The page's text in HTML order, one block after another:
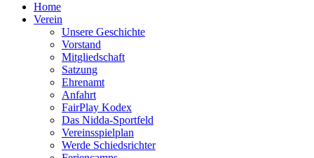
Home
Verein
Unsere Geschichte
Vorstand
Mitgliedschaft
Satzung
Ehrenamt
Anfahrt
FairPlay Kodex
Das Nidda-Sportfeld
Vereinsspielplan
Werde Schiedsrichter